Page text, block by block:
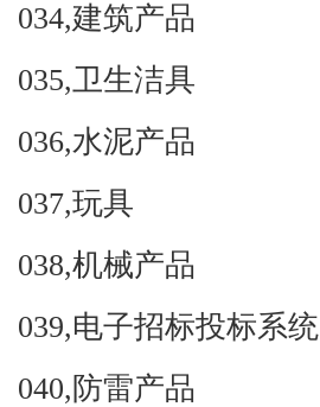
034,建筑产品
035,卫生洁具
036,水泥产品
037,玩具
038,机械产品
039,电子招标投标系统
040, 防雷产品